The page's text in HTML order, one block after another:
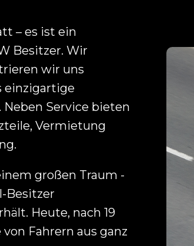
– es ist ein
Besitzer. Wir
wir uns
einzigartige
Service bieten
Vermietung
großen Traum -
Besitzer
Heute, nach 19
Fahrern aus ganz